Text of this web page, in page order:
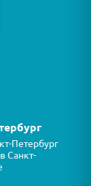
Петербург
Санкт-